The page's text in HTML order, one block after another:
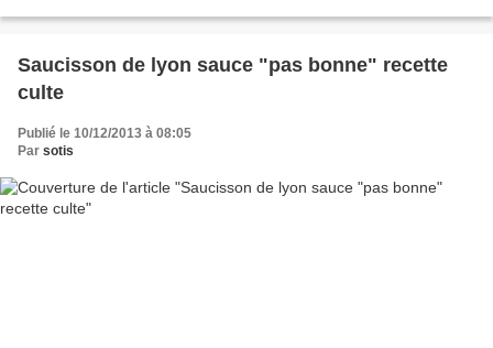
Saucisson de lyon sauce "pas bonne" recette
culte
Publié le 10/12/2013 à 08:05
Par sotis